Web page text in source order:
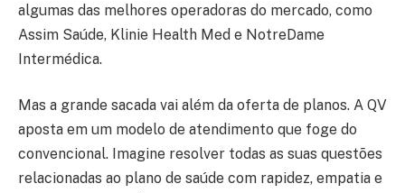
algumas das melhores operadoras do mercado, como
Assim Saúde, Klinie Health Med e NotreDame
Intermédica.
Mas a grande sacada vai além da oferta de planos. A QV
aposta em um modelo de atendimento que foge do
convencional. Imagine resolver todas as suas questões
relacionadas ao plano de saúde com rapidez, empatia e